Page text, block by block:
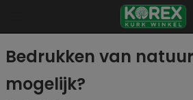
Bedrukken van
mogelijk?